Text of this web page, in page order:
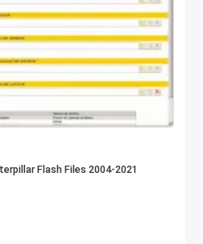
Flash Files 2004-2021